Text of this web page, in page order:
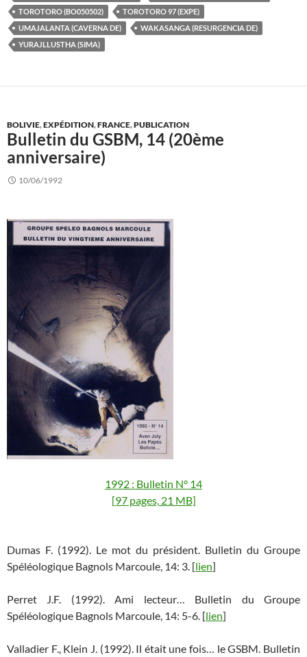
TOROTORO (BO050502)
TOROTORO 97 (EXPE)
UMAJALANTA (CAVERNA DE)
WAKASANGA (RESURGENCIA DE)
YURAJLLUSTHA (SIMA)
BOLIVIE,EXPÉDITION,FRANCE,PUBLICATION
Bulletin du GSBM, 14 (20ème
anniversaire)
10/06/1992
1992 : Bulletin N° 14
[97 pages, 21 MB]
Dumas F. (1992). Le mot du président. Bulletin du Groupe
Spéléologique Bagnols Marcoule, 14: 3. [lien]
Perret J.F. (1992). Ami lecteur… Bulletin du Groupe
Spéléologique Bagnols Marcoule, 14: 5-6. [lien]
Valladier F., Klein J. (1992). Il était une fois… le GSBM. Bulletin